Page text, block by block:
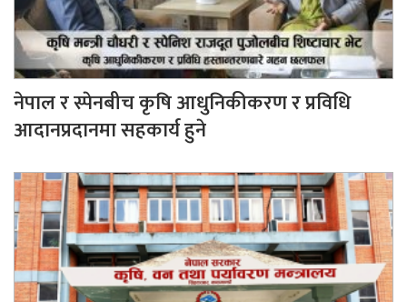
नेपाल र स्पेनबीच कृषि आधुनिकीकरण र प्रविधि
आदानप्रदानमा सहकार्य हुने